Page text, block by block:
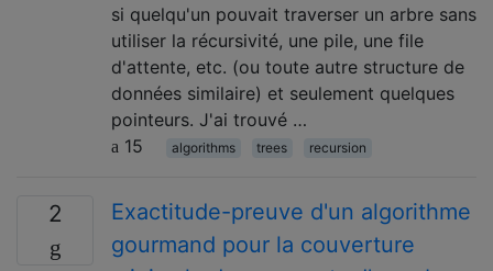
si quelqu'un pouvait traverser un arbre sans
utiliser la récursivité, une pile, une file
d'attente, etc. (ou toute autre structure de
données similaire) et seulement quelques
pointeurs. J'ai trouvé …
15
algorithms trees recursion
2
Exactitude-preuve d'un algorithme
gourmand pour la couverture